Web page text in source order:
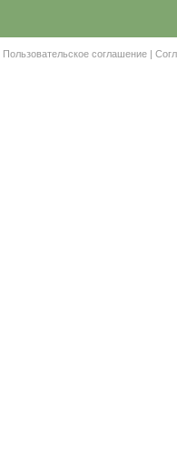
Пользовательское соглашение |